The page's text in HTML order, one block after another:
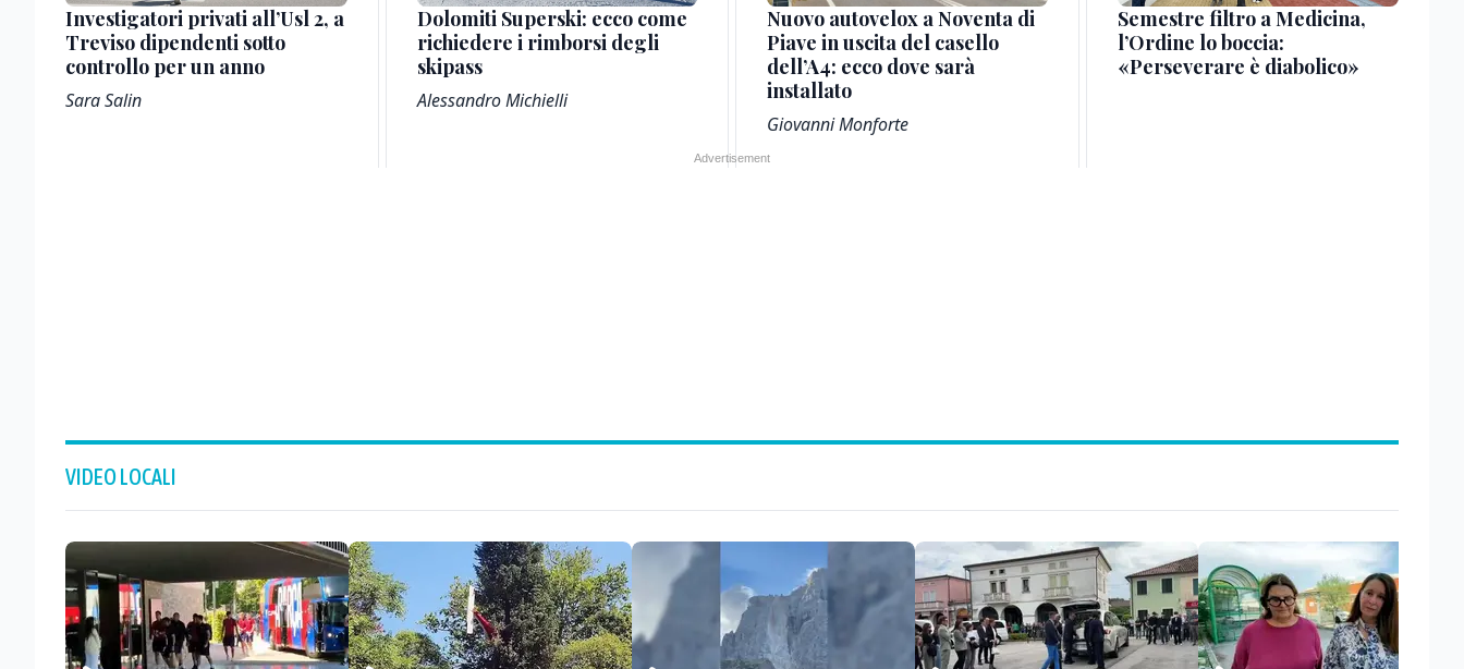
Investigatori privati all’Usl 2, a
Treviso dipendenti sotto
controllo per un anno
Sara Salin
Dolomiti Superski: ecco come
richiedere i rimborsi degli
skipass
Alessandro Michielli
Nuovo autovelox a Noventa di
Piave in uscita del casello
dell’A4: ecco dove sarà
installato
Giovanni Monforte
Semestre filtro a Medicina,
l’Ordine lo boccia:
«Perseverare è diabolico»
VIDEO LOCALI